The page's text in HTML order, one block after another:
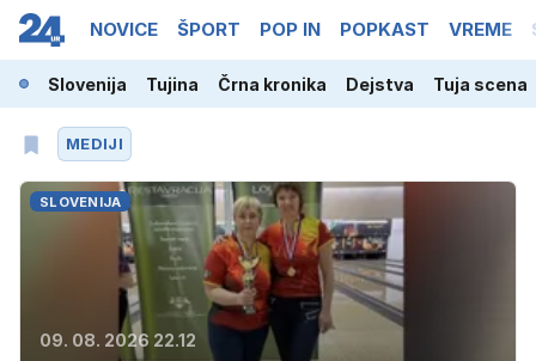
NOVICE ŠPORT POP IN POPKAST VREME
Slovenija Tujina Črna kronika Dejstva Tuja scena
MEDIJI
SLOVENIJA
09. 08. 2026 22.12